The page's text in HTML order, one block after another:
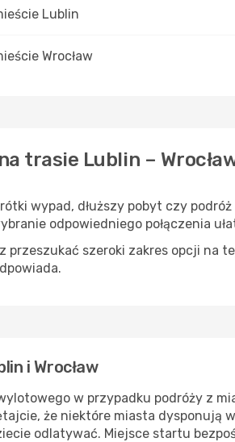
Lublin
Wrocław
trasie Lublin –
wypad, dłuższy pobyt czy
odpowiedniego połączenia
przeszukać szeroki zakres opcji na
i Wrocław
w przypadku podróży z
że niektóre miasta
odlatywać. Miejsce startu